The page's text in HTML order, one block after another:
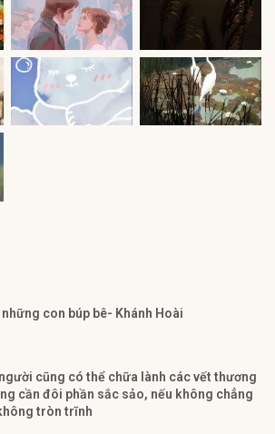
con búp bê- Khánh Hoài
cũng có thể chữa lành các vết thương
cần đôi phần sắc sảo, nếu không chẳng
tròn trĩnh